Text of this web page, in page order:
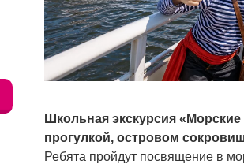
Школьная экскурсия
прогулкой, островом
Ребята пройдут посвящение в